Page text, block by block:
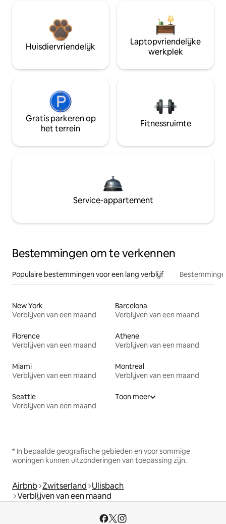
Huisdiervriendelijk
Laptopvriendelijke
werkplek
Gratis parkeren op
het terrein
Fitnessruimte
Service-appartement
Bestemmingen om te verkennen
Populaire bestemmingen voor een lang verblijf
New York
Verblijven van een maand
Barcelona
Verblijven van een maand
Florence
Verblijven van een maand
Athene
Verblijven van een maand
Miami
Verblijven van een maand
Montreal
Verblijven van een maand
Seattle
Verblijven van een maand
Toon meer
* In bepaalde geografische gebieden en voor sommige
woningen kunnen uitzonderingen van toepassing zijn.
Airbnb Zwitserland Ulisbach
Verblijven van een maand